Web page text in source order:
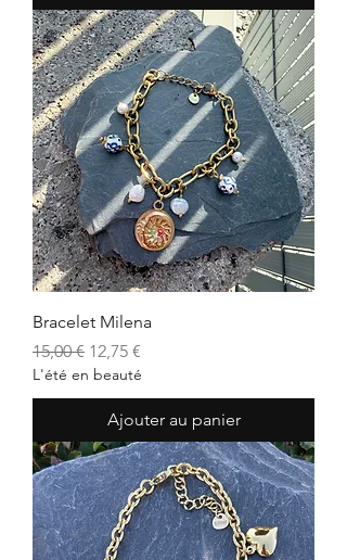
Bracelet Milena
Prix original
15,00 € Prix promotionnel
12,75 €
L'été en beauté
Ajouter au panier